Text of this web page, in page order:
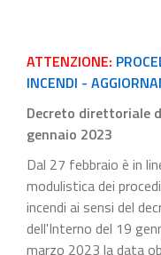
ATTENZIONE:
INCENDI -
Decreto direttoriale
gennaio 2023
Dal 27 febbraio è in
modulistica dei
incendi ai sensi del
dell'Interno del 19
marzo 2023 la data